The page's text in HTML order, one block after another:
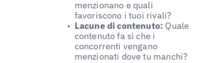
menzionano e quali
favoriscono i tuoi rivali?
Lacune di contenuto: Quale
contenuto fa sì che i
concorrenti vengano
menzionati dove tu manchi?